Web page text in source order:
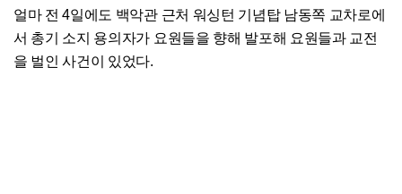
얼마 전 4일에도 백악관 근처 워싱턴 기념탑 남동쪽 교차로에
서 총기 소지 용의자가 요원들을 향해 발포해 요원들과 교전
을 벌인 사건이 있었다.